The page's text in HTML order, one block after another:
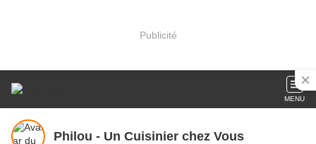
Publicité
MENU
Philou - Un Cuisinier chez Vous